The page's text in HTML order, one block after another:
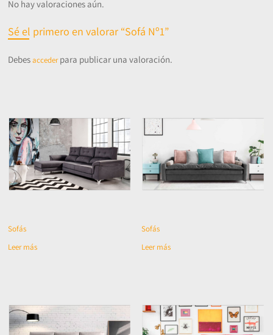
No hay valoraciones aún.
Sé el primero en valorar “Sofá Nº1”
Debesaccederpara publicar una valoración.
Sofás
Leer más
Sofás
Leer más